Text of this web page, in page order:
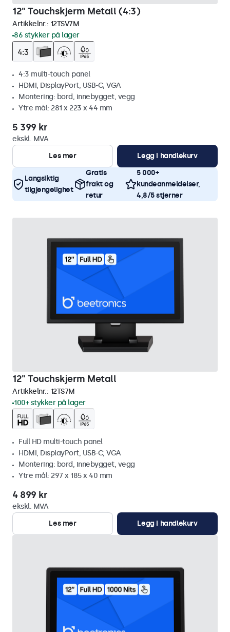
12" Touchskjerm Metall (4:3)
Artikkelnr.: 12TSV7M
86 stykker på lager
4:3 multi-touch panel
HDMI, DisplayPort, USB-C, VGA
Montering: bord, innebygget, vegg
Ytre mål: 281 x 223 x 44 mm
5 399 kr
ekskl. MVA
Les mer
Legg i handlekurv
Langsiktig
tilgjengelighet
Gratis
frakt og
retur
5 000+
kundeanmeldelser,
4,8/5 stjerner
12" Touchskjerm Metall
Artikkelnr.: 12TS7M
100+ stykker på lager
Full HD multi-touch panel
HDMI, DisplayPort, USB-C, VGA
Montering: bord, innebygget, vegg
Ytre mål: 297 x 185 x 40 mm
4 899 kr
ekskl. MVA
Les mer
Legg i handlekurv